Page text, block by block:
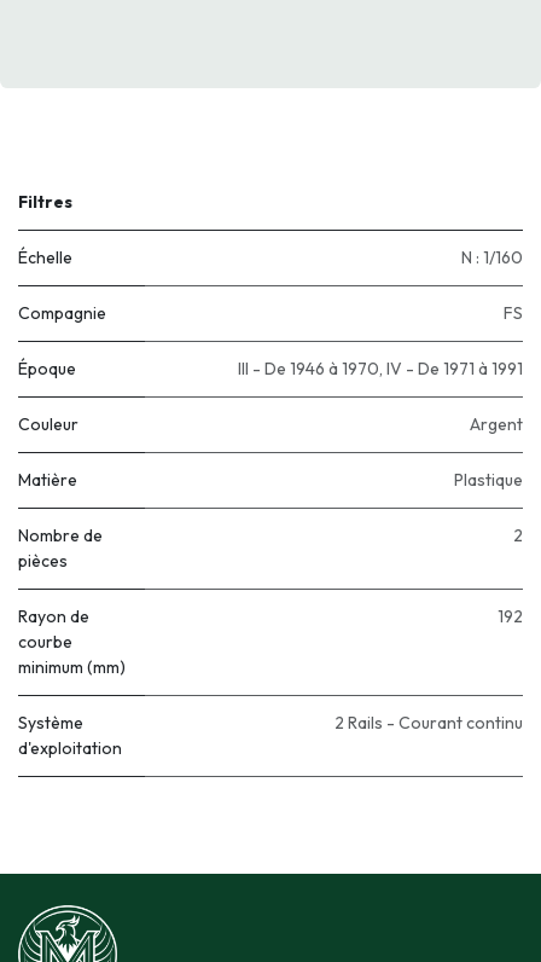
Filtres
Échelle N : 1/160
Compagnie FS
Époque III - De 1946 à 1970, IV - De 1971 à 1991
Couleur Argent
Matière Plastique
Nombre de
pièces
2
Rayon de
courbe
minimum (mm)
192
Système
d'exploitation
2 Rails - Courant continu